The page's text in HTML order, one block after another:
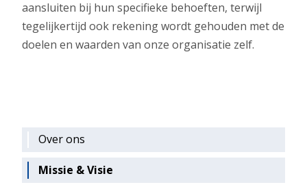
aansluiten bij hun specifieke behoeften, terwijl
tegelijkertijd ook rekening wordt gehouden met de
doelen en waarden van onze organisatie zelf.
Over ons
Missie & Visie